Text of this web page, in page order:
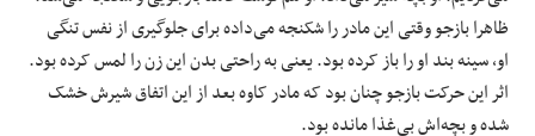
ظاهرا بازجو وقتی این مادر را شکنجه می‌داده برای جلوگیری از نفس تنگی
او، سینه بند او را باز کرده بود. یعنی به راحتی بدن این زن را لمس کرده بود.
اثر این حرکت بازجو چنان بود که مادر کاوه بعد از این اتفاق شیرش خشک
شده و بچه‌اش بی‌غذا مانده بود.